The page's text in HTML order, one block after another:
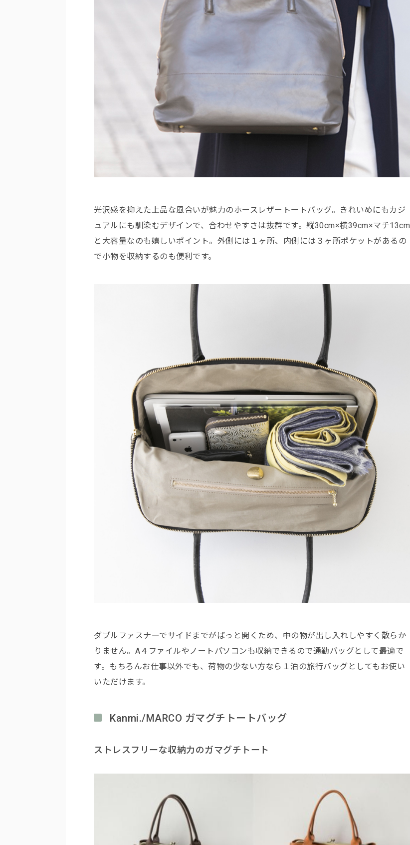
光沢感を抑えた上品な風合いが魅力のホースレザートートバッグ。きれいめにもカジ
ュアルにも馴染むデザインで、合わせやすさは抜群です。縦30cm×横39cm×マチ13cm
と大容量なのも嬉しいポイント。外側には１ヶ所、内側には３ヶ所ポケットがあるの
で小物を収納するのも便利です。
ダブルファスナーでサイドまでがばっと開くため、中の物が出し入れしやすく散らか
りません。A４ファイルやノートパソコンも収納できるので通勤バッグとして最適で
す。もちろんお仕事以外でも、荷物の少ない方なら１泊の旅行バッグとしてもお使い
いただけます。
Kanmi./MARCO ガマグチトートバッグ
ストレスフリーな収納力のガマグチトート